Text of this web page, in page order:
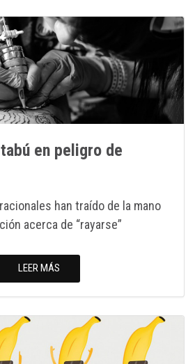
en peligro de
han traído de la mano
acerca de “rayarse”
LEER MÁS